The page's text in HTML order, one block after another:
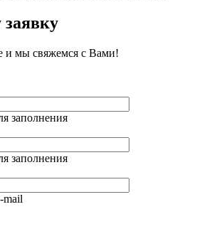
и мы свяжемся с Вами!
заполнения
заполнения
mail